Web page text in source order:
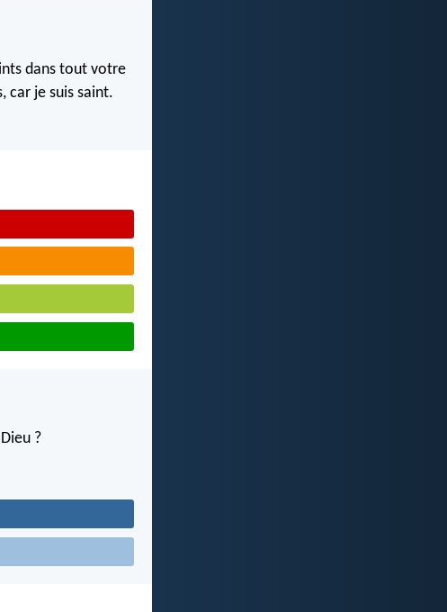
dans tout votre
car je suis saint.
?